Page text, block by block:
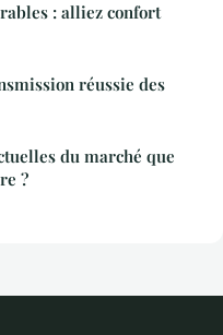
: alliez confort
réussie des
du marché que
?